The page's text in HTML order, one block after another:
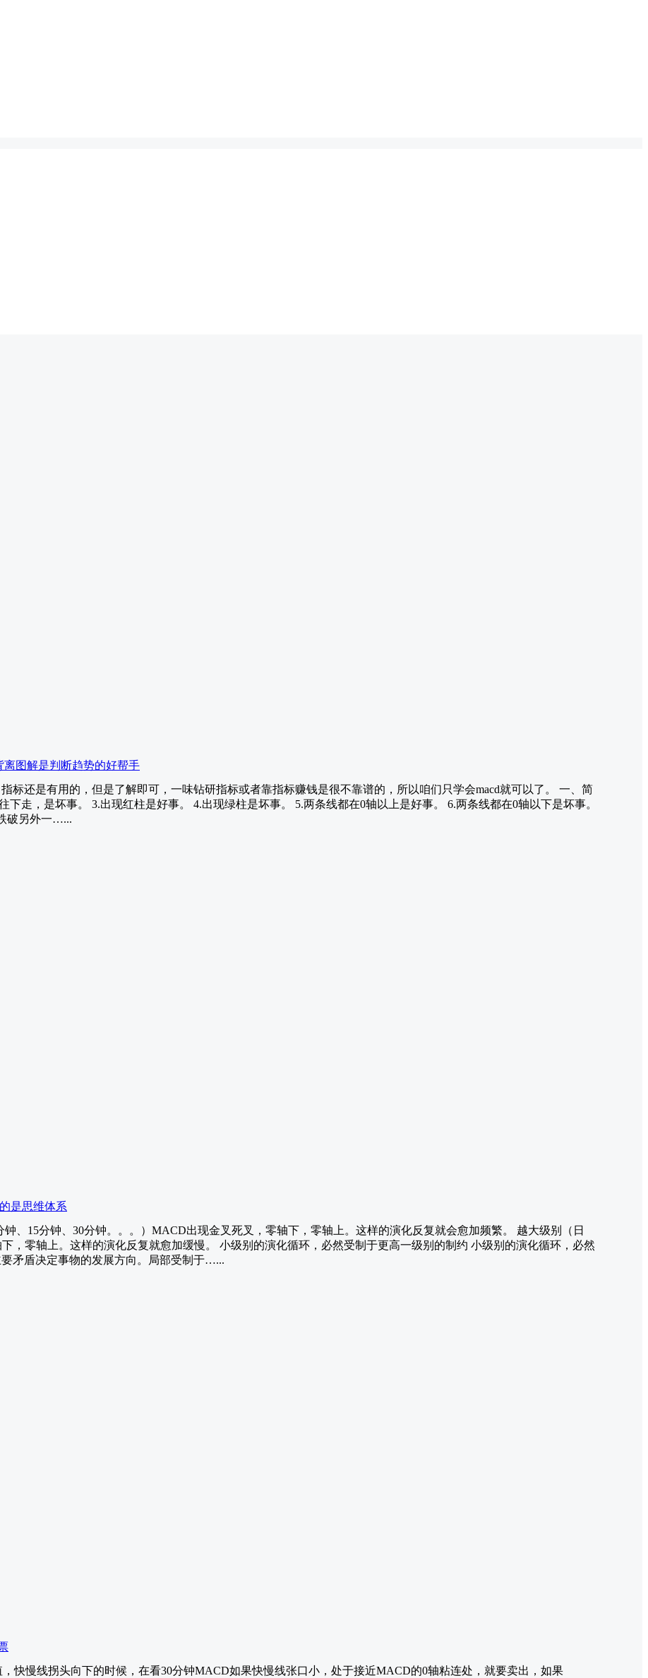
离图解是判断趋势的好帮手
标还是有用的，但是了解即可，一味钻研指标或者靠指标赚钱是很不靠谱的，所以咱们只学会macd就可以了。 一、简
走，是坏事。 3.出现红柱是好事。 4.出现绿柱是坏事。 5.两条线都在0轴以上是好事。 6.两条线都在0轴以下是坏事。
破另外一…...
是思维体系
、15分钟、30分钟。。。）MACD出现金叉死叉，零轴下，零轴上。这样的演化反复就会愈加频繁。 越大级别（日
，零轴上。这样的演化反复就愈加缓慢。 小级别的演化循环，必然受制于更高一级别的制约 小级别的演化循环，必然
矛盾决定事物的发展方向。局部受制于…...
快慢线拐头向下的时候，在看30分钟MACD如果快慢线张口小，处于接近MACD的0轴粘连处，就要卖出，如果